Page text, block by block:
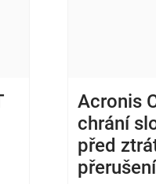
Acronis
chrání
před